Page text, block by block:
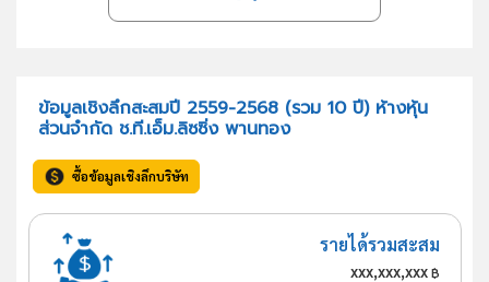
ข้อมูลเชิงลึกสะสมปี 2559-2568 (รวม 10 ปี) ห้างหุ้น
ส่วนจำกัด ช.ที.เอ็ม.ลิซซิ่ง พานทอง
ซื้อข้อมูลเชิงลึกบริษัท
รายได้รวมสะสม
xxx,xxx,xxx฿